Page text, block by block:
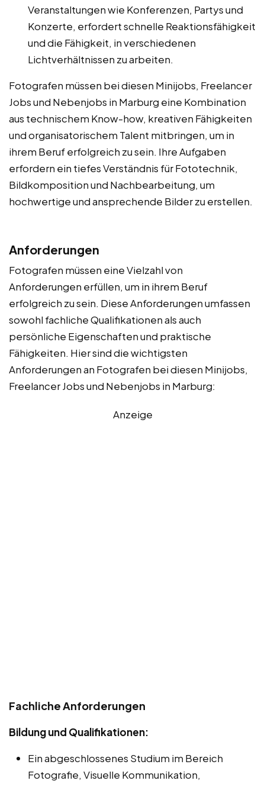
Veranstaltungen wie Konferenzen, Partys und
Konzerte, erfordert schnelle Reaktionsfähigkeit
und die Fähigkeit, in verschiedenen
Lichtverhältnissen zu arbeiten.
Fotografen müssen bei diesen Minijobs, Freelancer
Jobs und Nebenjobs in Marburg eine Kombination
aus technischem Know-how, kreativen Fähigkeiten
und organisatorischem Talent mitbringen, um in
ihrem Beruf erfolgreich zu sein. Ihre Aufgaben
erfordern ein tiefes Verständnis für Fototechnik,
Bildkomposition und Nachbearbeitung, um
hochwertige und ansprechende Bilder zu erstellen.
Anforderungen
Fotografen müssen eine Vielzahl von
Anforderungen erfüllen, um in ihrem Beruf
erfolgreich zu sein. Diese Anforderungen umfassen
sowohl fachliche Qualifikationen als auch
persönliche Eigenschaften und praktische
Fähigkeiten. Hier sind die wichtigsten
Anforderungen an Fotografen bei diesen Minijobs,
Freelancer Jobs und Nebenjobs in Marburg:
Anzeige
Fachliche Anforderungen
Bildung und Qualifikationen:
Ein abgeschlossenes Studium im Bereich
Fotografie, Visuelle Kommunikation,